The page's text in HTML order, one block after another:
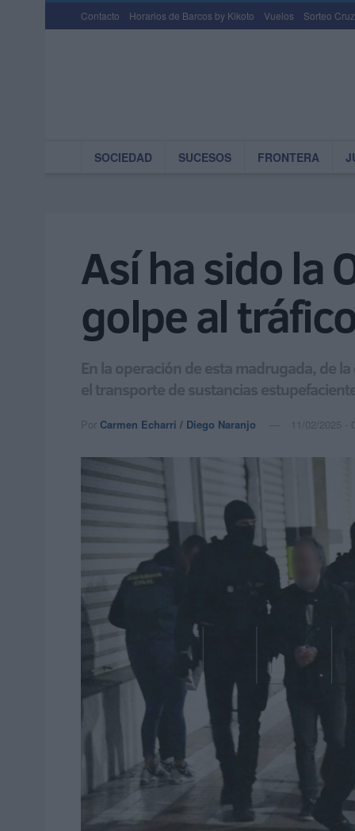
Contacto Horarios de Barcos by Kikoto Vuelos Sorteo
SOCIEDAD SUCESOS FRONTERA
Así ha sido la
golpe al
En la operación de esta madrugada, de
el transporte de sustancias
Por Carmen Echarri / Diego Naranjo 11/02/2025 -